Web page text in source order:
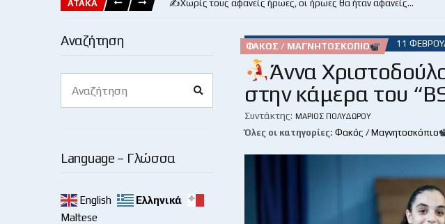
ΑΤΑΚΑ ✍️Χωρίς τους αφανείς ήρωες, οι ήρωες θα ήταν αφανείς…
Αναζήτηση
for:
Language – Γλώσσα
English
Ελληνικά
Maltese
ΦΑΚΌΣ / ΜΑΓΝΗΤΟΣΚΌΠΙΟ 11
Άννα
στην κάμερα του
Συντάκτης: ΜΆΡΙΟΣ ΠΟΛΥΔΏΡΟΥ
Όλες οι κατηγορίες: Φακός / Μαγνητοσκόπιο